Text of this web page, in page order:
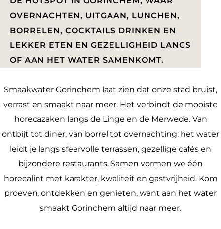
a
g
e
OVERNACHTEN, UITGAAN, LUNCHEN,
BORRELEN, COCKTAILS DRINKEN EN
LEKKER ETEN EN GEZELLIGHEID LANGS
OF AAN HET WATER SAMENKOMT.
Smaakwater Gorinchem laat zien dat onze stad bruist,
verrast en smaakt naar meer. Het verbindt de mooiste
horecazaken langs de Linge en de Merwede. Van
ontbijt tot diner, van borrel tot overnachting: het water
leidt je langs sfeervolle terrassen, gezellige cafés en
bijzondere restaurants. Samen vormen we één
horecalint met karakter, kwaliteit en gastvrijheid. Kom
proeven, ontdekken en genieten, want aan het water
smaakt Gorinchem altijd naar meer.